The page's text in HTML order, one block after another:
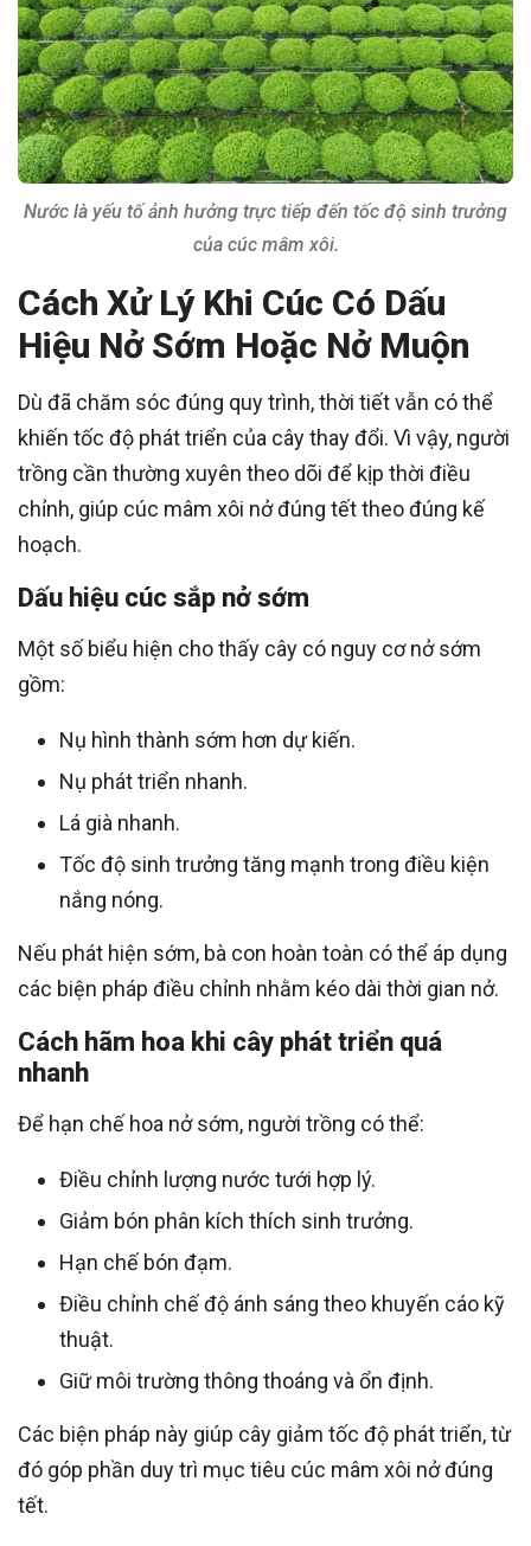
Nước là yếu tố ảnh hưởng trực tiếp đến tốc độ sinh trưởng
của cúc mâm xôi.
Cách Xử Lý Khi Cúc Có Dấu
Hiệu Nở Sớm Hoặc Nở Muộn
Dù đã chăm sóc đúng quy trình, thời tiết vẫn có thể
khiến tốc độ phát triển của cây thay đổi. Vì vậy, người
trồng cần thường xuyên theo dõi để kịp thời điều
chỉnh, giúp cúc mâm xôi nở đúng tết theo đúng kế
hoạch.
Dấu hiệu cúc sắp nở sớm
Một số biểu hiện cho thấy cây có nguy cơ nở sớm
gồm:
Nụ hình thành sớm hơn dự kiến.
Nụ phát triển nhanh.
Lá già nhanh.
Tốc độ sinh trưởng tăng mạnh trong điều kiện
nắng nóng.
Nếu phát hiện sớm, bà con hoàn toàn có thể áp dụng
các biện pháp điều chỉnh nhằm kéo dài thời gian nở.
Cách hãm hoa khi cây phát triển quá
nhanh
Để hạn chế hoa nở sớm, người trồng có thể:
Điều chỉnh lượng nước tưới hợp lý.
Giảm bón phân kích thích sinh trưởng.
Hạn chế bón đạm.
Điều chỉnh chế độ ánh sáng theo khuyến cáo kỹ
thuật.
Giữ môi trường thông thoáng và ổn định.
Các biện pháp này giúp cây giảm tốc độ phát triển, từ
đó góp phần duy trì mục tiêu cúc mâm xôi nở đúng
tết.